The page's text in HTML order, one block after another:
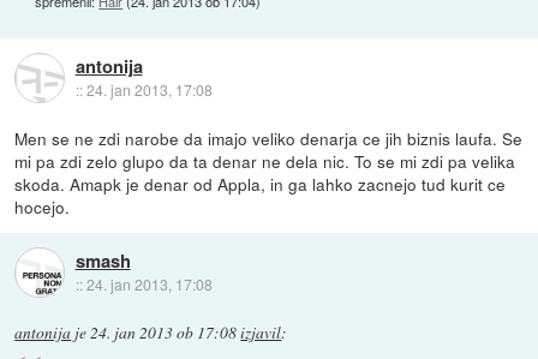
antonija
::24. jan 2013, 17:08
Men se ne zdi narobe da imajo veliko denarja ce jih biznis laufa. Se
mi pa zdi zelo glupo da ta denar ne dela nic. To se mi zdi pa velika
skoda. Amapk je denar od Appla, in ga lahko zacnejo tud kurit ce
hocejo.
smash
::24. jan 2013, 17:08
antonija je 24. jan 2013 ob 17:08izjavil: